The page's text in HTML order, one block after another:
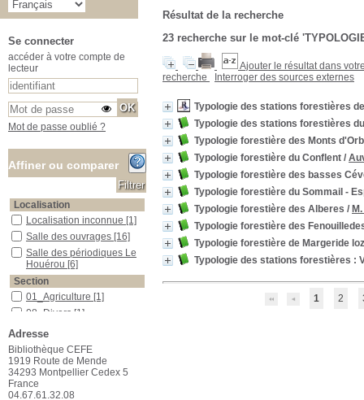
Résultat de la recherche
23 recherche sur le mot-clé
Ajouter le résultat dans
recherche
Interroger des sources externes
Typologie des stations forestières
Typologie des stations forestières
Typologie forestière des Monts
Typologie forestière du Conflent /
Typologie forestière des basses
Typologie forestière du Sommail -
Typologie forestière des Alberes /
Typologie forestière des
Typologie forestière de Margeride
Typologie des stations forestières :
1 2
Se connecter
accéder à votre compte de
lecteur
Mot de passe oublié ?
Affiner ou comparer
Localisation
Localisation inconnue
Localisation inconnue [1]
Salle des ouvrages
Salle des ouvrages [16]
Salle des périodiques Le Houérou
Salle des périodiques Le
Houérou [6]
Section
01_Agriculture
01_Agriculture [1]
08_Divers
08_Divers [1]
09_Génétique_Evolution
09_Génétique_Evolution
[1]
16_Ecologie_végétale
16_Ecologie_végétale
17_Foresterie
17_Foresterie [13]
23_Publications_CEFE
23_Publications_CEFE
Adresse
Bibliothèque CEFE
1919 Route de Mende
34293 Montpellier Cedex 5
France
04.67.61.32.08